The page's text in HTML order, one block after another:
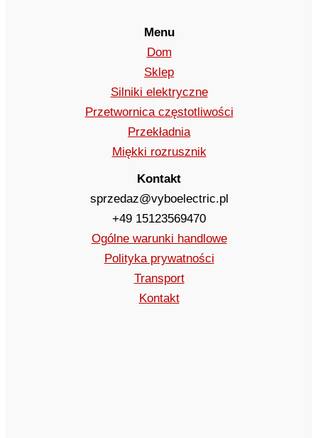
Menu
Dom
Sklep
Silniki elektryczne
Przetwornica częstotliwości
Przekładnia
Miękki rozrusznik
Kontakt
sprzedaz@vyboelectric.pl
+49 15123569470
Ogólne warunki handlowe
Polityka prywatności
Transport
Kontakt